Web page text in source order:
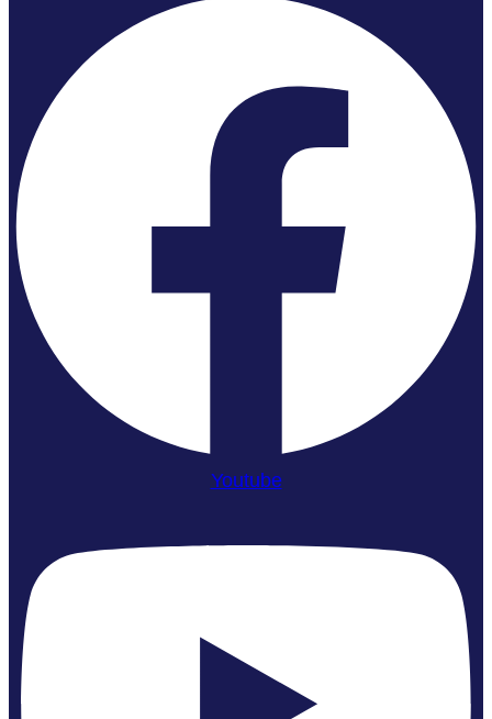
Youtube